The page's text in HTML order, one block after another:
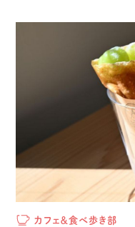
カフェ＆食べ歩き部